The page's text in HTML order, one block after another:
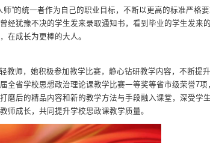
师”的统一者作为自己的职业目标，不断以更高的标准严格
经犹豫不决的学生发来录取通知书，看到毕业的学生发来
在成长为更棒的大人。
教师，她积极参加教学比赛，静心钻研教学内容，不断提
全省学校思想政治理论课教学比赛一等奖等省市级荣誉7
后的精品内容和新的教学方法与手段融入课堂，深受学
师成长，共同提升学校思政课教学质量。